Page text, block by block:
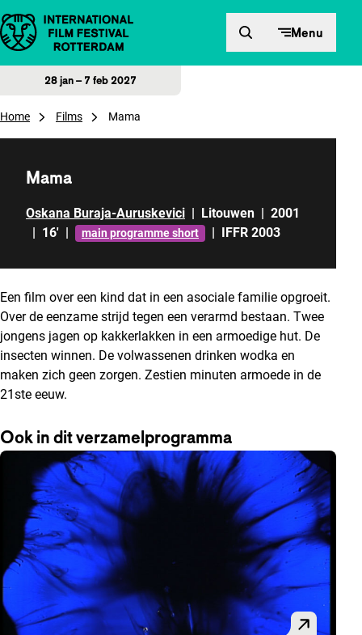
Direct naar inhoud Menu
28 jan – 7 feb 2027
Home Films Mama
Mama
Oskana Buraja-Auruskevici | Litouwen | 2001
| 16' | main programme short | IFFR 2003
Een film over een kind dat in een asociale familie opgroeit.
Over de eenzame strijd tegen een verarmd bestaan. Twee
jongens jagen op kakkerlakken in een armoedige hut. De
insecten winnen. De volwassenen drinken wodka en
maken zich geen zorgen. Zestien minuten armoede in de
21ste eeuw.
Ook in dit verzamelprogramma